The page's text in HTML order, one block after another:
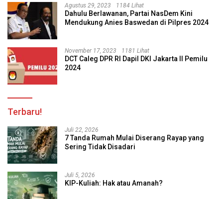
Agustus 29, 2023 1184 Lihat
Dahulu Berlawanan, Partai NasDem Kini
Mendukung Anies Baswedan di Pilpres 2024
November 17, 2023 1181 Lihat
DCT Caleg DPR RI Dapil DKI Jakarta II Pemilu
2024
Terbaru!
Juli 22, 2026
7 Tanda Rumah Mulai Diserang Rayap yang
Sering Tidak Disadari
Juli 5, 2026
KIP-Kuliah: Hak atau Amanah?